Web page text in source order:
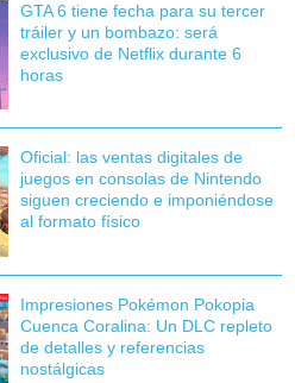
GTA 6 tiene fecha para su tercer
tráiler y un bombazo: será
exclusivo de Netflix durante 6
horas
Oficial: las ventas digitales de
juegos en consolas de Nintendo
siguen creciendo e imponiéndose
al formato físico
Impresiones Pokémon Pokopia
Cuenca Coralina: Un DLC repleto
de detalles y referencias
nostálgicas